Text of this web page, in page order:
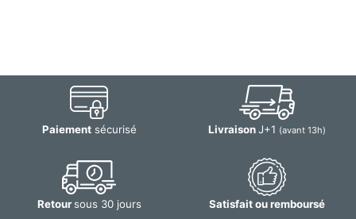
Paiementsécurisé LivraisonJ+1 (avant 13h)
Retoursous 30 jours Satisfait ou remboursé